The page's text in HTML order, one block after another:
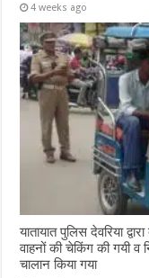
4 weeks ago
यातायात पुलिस देवरिया
वाहनों की चेकिंग की गयी व
चालान किया गया